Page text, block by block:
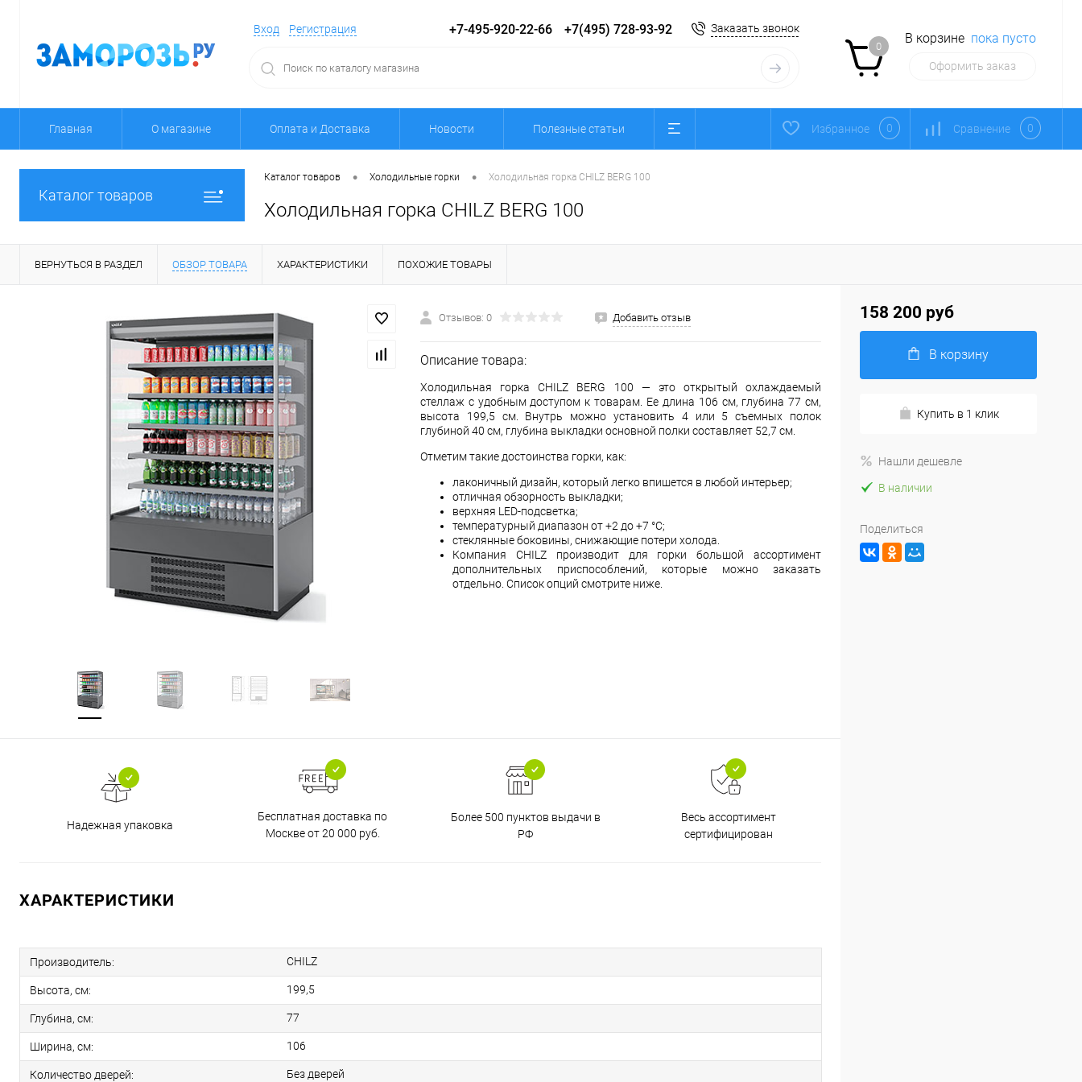
Вход Регистрация +7-495-920-22-66 +7(495) 728-93-92 Заказать звонок
0
В корзине пока пусто
Оформить заказ
Главная О магазине Оплата и Доставка Новости Полезные статьи Избранное 0 Сравнение 0
Каталог товаров
Каталог товаров • Холодильные горки • Холодильная горка CHILZ BERG 100
Холодильная горка CHILZ BERG 100
ВЕРНУТЬСЯ В РАЗДЕЛ ОБЗОР ТОВАРА ХАРАКТЕРИСТИКИ ПОХОЖИЕ ТОВАРЫ
Отзывов: 0 Добавить отзыв
Описание товара:
Холодильная горка CHILZ BERG 100 — это открытый охлаждаемый
стеллаж с удобным доступом к товарам. Ее длина 106 см, глубина 77 см,
высота 199,5 см. Внутрь можно установить 4 или 5 съемных полок
глубиной 40 см, глубина выкладки основной полки составляет 52,7 см.
Отметим такие достоинства горки, как:
лаконичный дизайн, который легко впишется в любой интерьер;
отличная обзорность выкладки;
верхняя LED-подсветка;
температурный диапазон от +2 до +7 °С;
стеклянные боковины, снижающие потери холода.
Компания CHILZ производит для горки большой ассортимент
дополнительных приспособлений, которые можно заказать
отдельно. Список опций смотрите ниже.
Надежная упаковка
Бесплатная доставка по
Москве от 20 000 руб.
Более 500 пунктов выдачи в
РФ
Весь ассортимент
сертифицирован
ХАРАКТЕРИСТИКИ
Производитель: CHILZ
Высота, см: 199,5
Глубина, см: 77
Ширина, см: 106
Количество дверей: Без дверей
158 200 руб
В корзину
Купить в 1 клик
Нашли дешевле
В наличии
Поделиться